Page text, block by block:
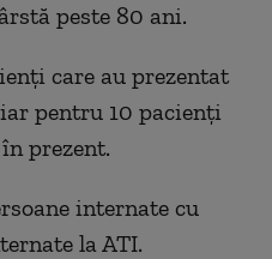
peste 80 ani.
care au prezentat
pentru 10 pacienți
prezent.
internate cu
la ATI.